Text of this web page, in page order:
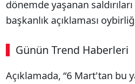
dönemde yaşanan
başkanlık açıklaması
Günün Trend Haberleri
00:02 / 09:15
Açıklamada, “6 Mart'tan bu